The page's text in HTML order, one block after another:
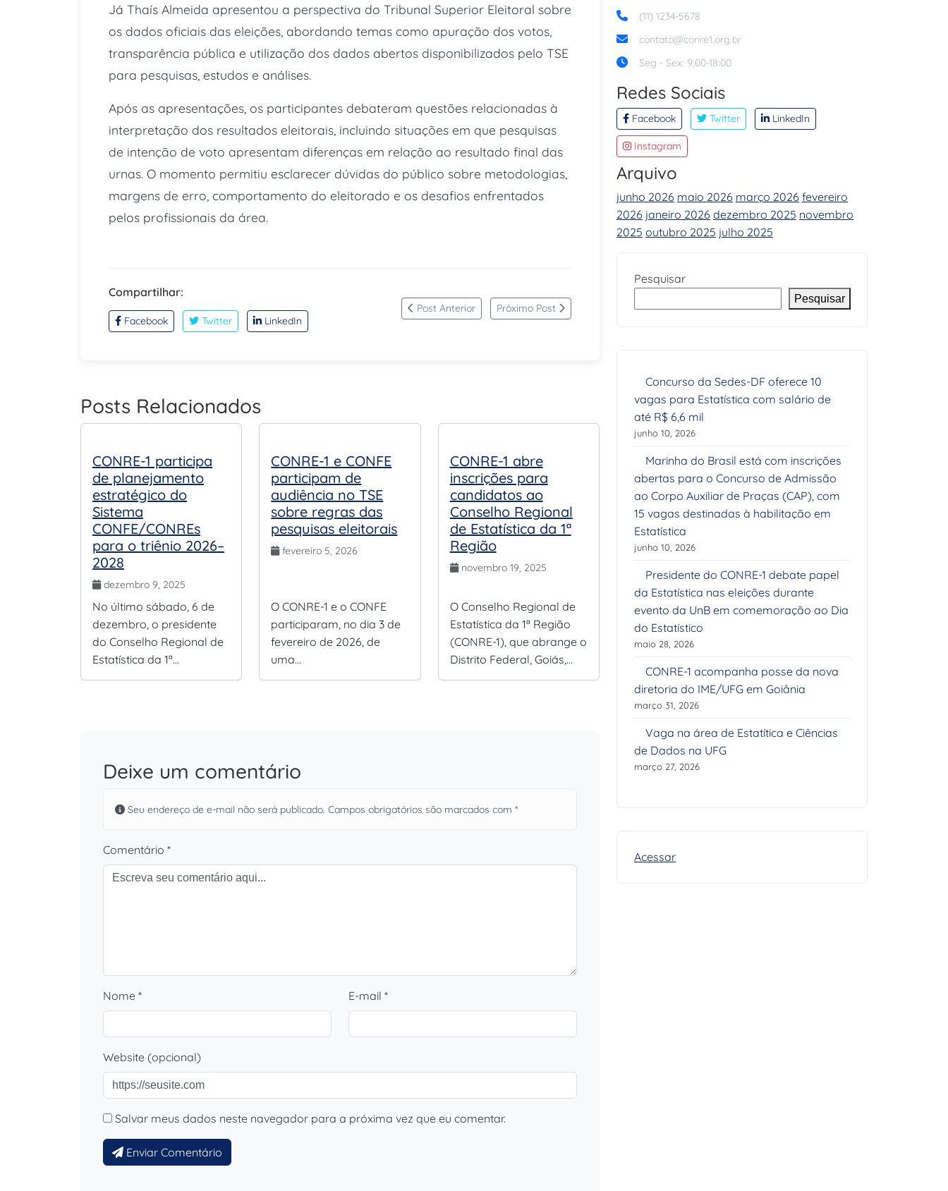
Já Thaís Almeida apresentou a perspectiva do Tribunal Superior Eleitoral sobre
os dados oficiais das eleições, abordando temas como apuração dos votos,
transparência pública e utilização dos dados abertos disponibilizados pelo TSE
para pesquisas, estudos e análises.
Após as apresentações, os participantes debateram questões relacionadas à
interpretação dos resultados eleitorais, incluindo situações em que pesquisas
de intenção de voto apresentam diferenças em relação ao resultado final das
urnas. O momento permitiu esclarecer dúvidas do público sobre metodologias,
margens de erro, comportamento do eleitorado e os desafios enfrentados
pelos profissionais da área.
Compartilhar:
Facebook Twitter LinkedIn
Post Anterior Próximo Post
Posts Relacionados
CONRE-1 participa
de planejamento
estratégico do
Sistema
CONFE/CONREs
para o triênio 2026–
2028
dezembro 9, 2025
No último sábado, 6 de
dezembro, o presidente
do Conselho Regional de
Estatística da 1ª…
CONRE-1 e CONFE
participam de
audiência no TSE
sobre regras das
pesquisas eleitorais
fevereiro 5, 2026
O CONRE-1 e o CONFE
participaram, no dia 3 de
fevereiro de 2026, de
uma…
CONRE-1 abre
inscrições para
candidatos ao
Conselho Regional
de Estatística da 1ª
Região
novembro 19, 2025
O Conselho Regional de
Estatística da 1ª Região
(CONRE-1), que abrange o
Distrito Federal, Goiás,…
Deixe um comentário
Seu endereço de e-mail não será publicado. Campos obrigatórios são marcados com *
Comentário *
Nome * E-mail *
Website (opcional)
Salvar meus dados neste navegador para a próxima vez que eu comentar.
Enviar Comentário
(11) 1234-5678
contato@conre1.org.br
Seg - Sex: 9:00-18:00
Redes Sociais
Facebook Twitter LinkedIn
Instagram
Arquivo
junho 2026 maio 2026 março 2026 fevereiro
2026 janeiro 2026 dezembro 2025 novembro
2025 outubro 2025 julho 2025
Pesquisar
Pesquisar
Concurso da Sedes-DF oferece 10
vagas para Estatística com salário de
até R$ 6,6 mil
junho 10, 2026
Marinha do Brasil está com inscrições
abertas para o Concurso de Admissão
ao Corpo Auxiliar de Praças (CAP), com
15 vagas destinadas à habilitação em
Estatística
junho 10, 2026
Presidente do CONRE-1 debate papel
da Estatística nas eleições durante
evento da UnB em comemoração ao Dia
do Estatístico
maio 28, 2026
CONRE-1 acompanha posse da nova
diretoria do IME/UFG em Goiânia
março 31, 2026
Vaga na área de Estatítica e Ciências
de Dados na UFG
março 27, 2026
Acessar